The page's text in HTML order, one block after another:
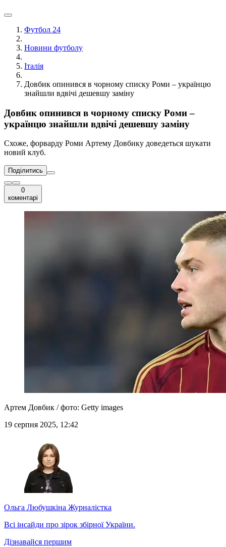
Футбол 24
Новини футболу
Італія
Довбик опинився в чорному списку Роми – українцю
знайшли вдвічі дешевшу заміну
Довбик опинився в чорному списку Роми –
українцю знайшли вдвічі дешевшу заміну
Схоже, форварду Роми Артему Довбику доведеться шукати
новий клуб.
Поділитись
0
коментарі
Артем Довбик / фото: Getty images
19 серпня 2025, 12:42
Ольга Любушкіна Журналістка
Всі інсайди про зірок збірної України.
Дізнавайся першим